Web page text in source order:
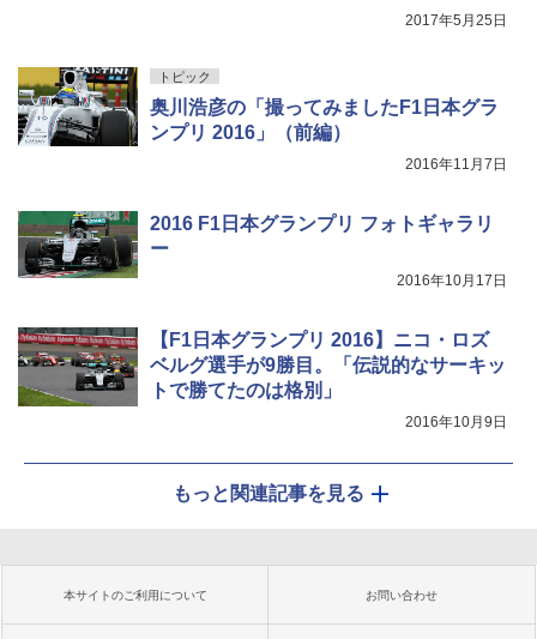
2017年5月25日
トピック
奥川浩彦の「撮ってみましたF1日本グラ
ンプリ 2016」（前編）
2016年11月7日
2016 F1日本グランプリ フォトギャラリ
ー
2016年10月17日
【F1日本グランプリ 2016】ニコ・ロズ
ベルグ選手が9勝目。「伝説的なサーキッ
トで勝てたのは格別」
2016年10月9日
もっと関連記事を見る
本サイトのご利用について お問い合わせ